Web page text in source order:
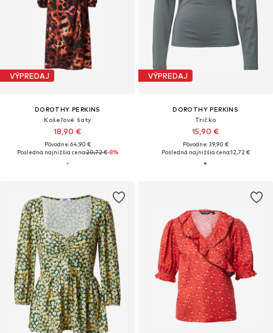
VÝPREDAJ
DOROTHY PERKINS
Košeľové šaty
18,90 €
Pôvodne: 64,90 €
Posledná najnižšia cena:20,72 €-8%
VÝPREDAJ
DOROTHY PERKINS
Tričko
15,90 €
Pôvodne: 39,90 €
Posledná najnižšia cena:12,72 €